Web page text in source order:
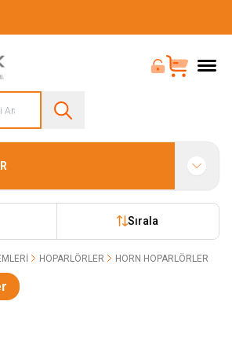
Bayi Girişi
Sepet
Sırala
HOPARLÖRLER HORN HOPARLÖRLER